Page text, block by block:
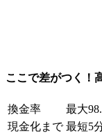
ここで差がつく！
換金率
最大
現金化まで 最短5